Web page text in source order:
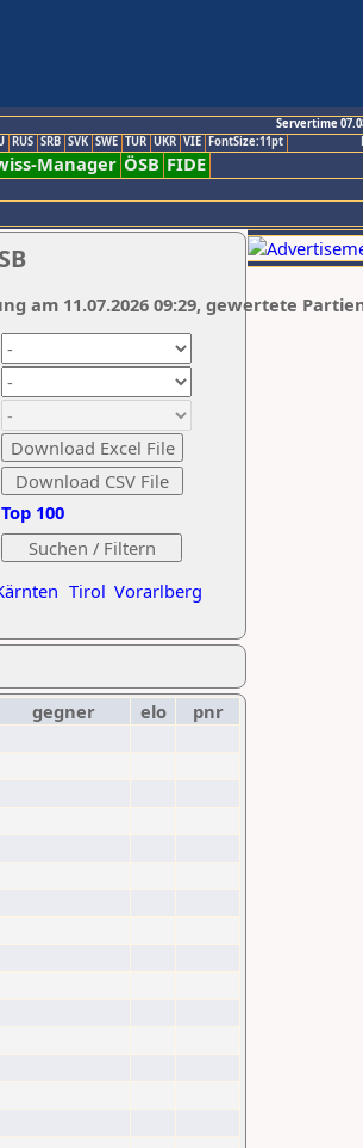
Servertime
RUS SRB SVK SWE TUR UKR VIE FontSize:11pt
Manager ÖSB FIDE
Tirol Vorarlberg
Top 100
am 11.07.2026 09:29, gewertete
gegner elo
pnr